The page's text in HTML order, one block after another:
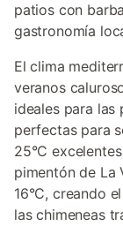
patios con
gastronomía
El clima
veranos
ideales para las
perfectas para
25°C
pimentón de La
16°C, creando
las chimeneas